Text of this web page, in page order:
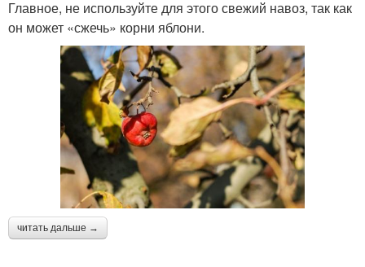
Главное, не используйте для этого свежий навоз, так как
он может «сжечь» корни яблони.
читать дальше →